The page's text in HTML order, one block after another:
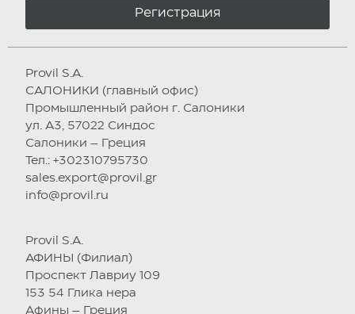
Регистрация
Provil S.A.
САЛОНИКИ (главный офис)
Промышленный район г. Салоники
ул. А3, 57022 Синдос
Салоники – Греция
Тел.: +302310795730
sales.export@provil.gr
info@provil.ru
Provil S.A.
АФИНЫ (Филиал)
Проспект Лавриу 109
153 54 Глика нера
Афины – Греция